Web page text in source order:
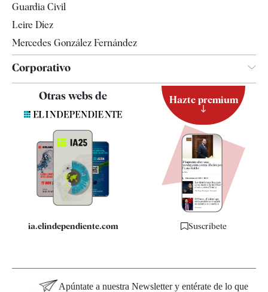
Guardia Civil
Leire Díez
Mercedes González Fernández
Corporativo
Quiénes somos
Especificaciones
Otras webs de
ia.elindependiente.com
Hazte premium
Suscríbete
Apúntate a nuestra Newsletter y entérate de lo que